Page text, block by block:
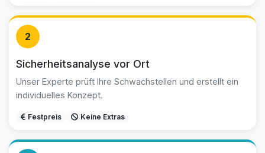
2
Sicherheitsanalyse vor Ort
Unser Experte prüft Ihre Schwachstellen und erstellt ein
individuelles Konzept.
Festpreis Keine Extras